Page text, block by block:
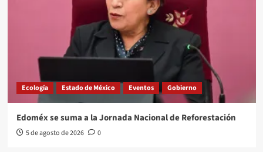
Ecología Estado de México Eventos Gobierno
Edoméx se suma a la Jornada Nacional de Reforestación
5 de agosto de 2026 0